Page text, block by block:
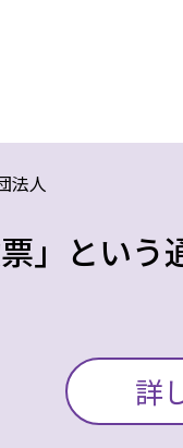
費用は大
。
。
後は、期
の選挙時
の2以上
法人
票」とい
・イー・
営セミナ
詳